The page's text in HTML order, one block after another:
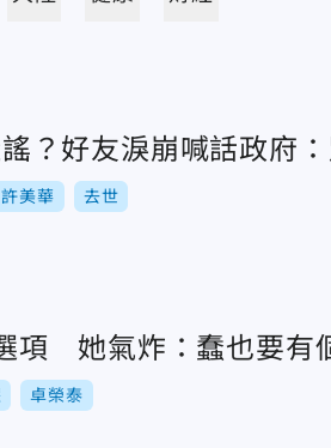
？好友淚崩喊話政府
許美華 去世
項 她氣炸：蠢也要有
卓榮泰